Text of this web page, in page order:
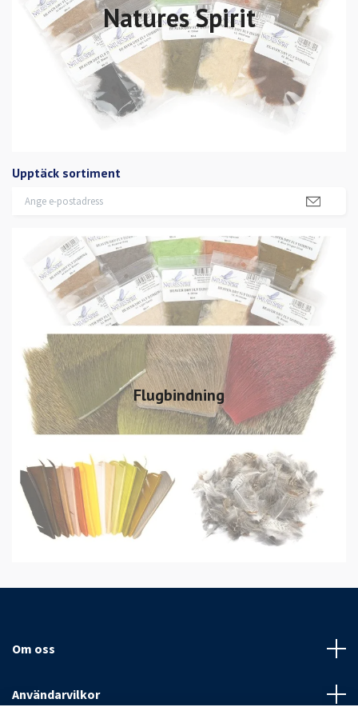
Natures Spirit
Upptäck sortiment
Flugbindning
Om oss
Användarvilkor